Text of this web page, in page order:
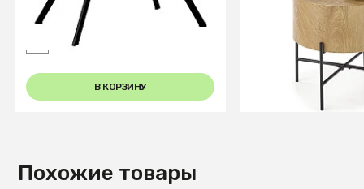
Шерман коньяк
В КОРЗИНУ
BROOKLYN-S (дуб
натуральный/
В
Похожие товары